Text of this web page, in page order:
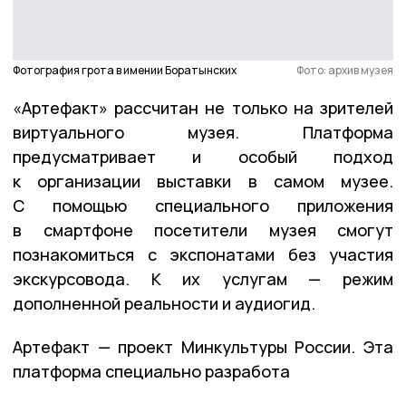
Фотография грота в имении Боратынских Фото: архив музея
«Артефакт» рассчитан не только на зрителей
виртуального музея. Платформа
предусматривает и особый подход
к организации выставки в самом музее.
С помощью специального приложения
в смартфоне посетители музея смогут
познакомиться с экспонатами без участия
экскурсовода. К их услугам — режим
дополненной реальности и аудиогид.
Артефакт — проект Минкультуры России. Эта
платформа специально разработа